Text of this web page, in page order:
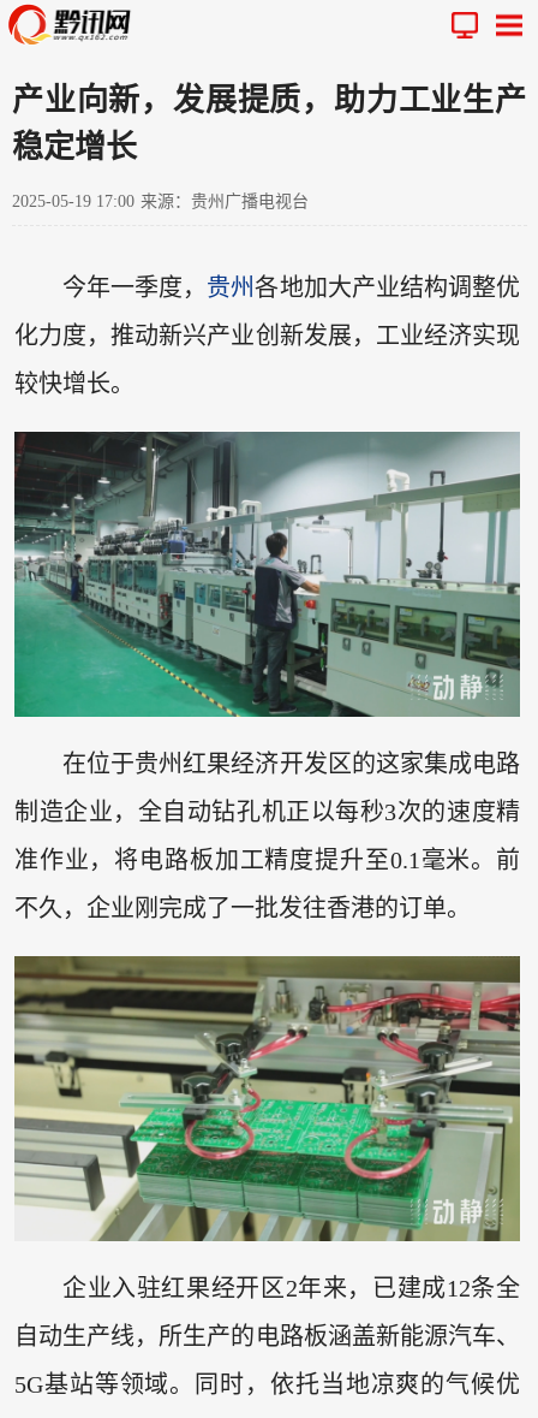
产业向新，发展提质，助力工业生产
稳定增长
2025-05-19 17:00 来源：贵州广播电视台
今年一季度， 贵州各地加大产业结构调整优
化力度，推动新兴产业创新发展，工业经济实现
较快增长。
在位于贵州红果经济开发区的这家集成电路
制造企业，全自动钻孔机正以每秒3次的速度精
准作业，将电路板加工精度提升至0.1毫米。前
不久，企业刚完成了一批发往香港的订单。
企业入驻红果经开区2年来，已建成12条全
自动生产线，所生产的电路板涵盖新能源汽车、
5G基站等领域。同时，依托当地凉爽的气候优